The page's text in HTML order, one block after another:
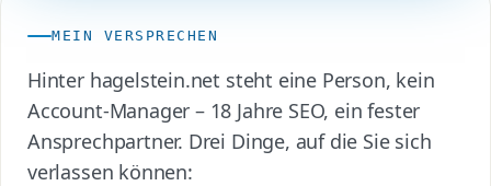
MEIN VERSPRECHEN
Hinter hagelstein.net steht eine Person, kein
Account-Manager – 18 Jahre SEO, ein fester
Ansprechpartner. Drei Dinge, auf die Sie sich
verlassen können: